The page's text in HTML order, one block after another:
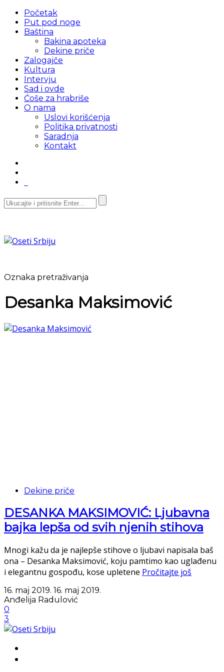
Početak
Put pod noge
Baština
Bakina apoteka
Dekine priče
Zalogajče
Kultura
Intervju
Sad i ovde
Ćoše za hrabriše
O nama
Uslovi korišćenja
Politika privatnosti
Saradnja
Kontakt
Oznaka pretraživanja
Desanka Maksimović
Dekine priče
DESANKA MAKSIMOVIĆ: Ljubavna
bajka lepša od svih njenih stihova
Mnogi kažu da je najlepše stihove o ljubavi napisala baš
ona – Desanka Maksimović, koju pamtimo kao uglađenu
i elegantnu gospođu, kose upletene Pročitajte još
16. maj 2019. 16. maj 2019.
Anđelija Radulović
0
3